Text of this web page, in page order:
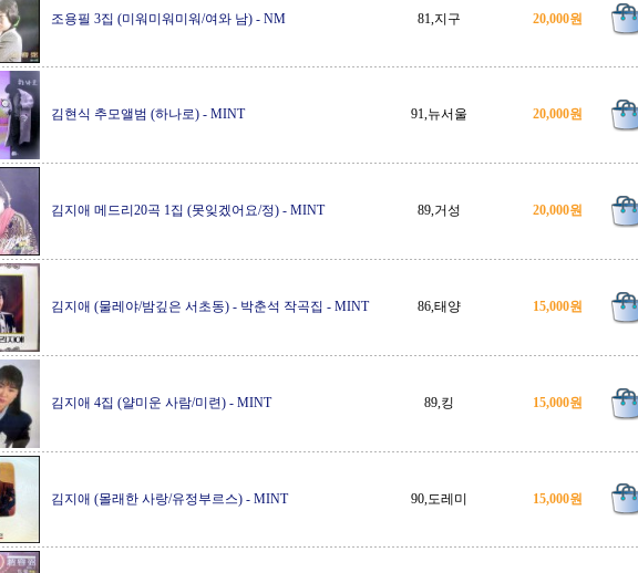
조용필 3집 (미워미워미워/여와 남) - NM 81,지구 20,000원
김현식 추모앨범 (하나로) - MINT 91,뉴서울 20,000원
김지애 메드리20곡 1집 (못잊겠어요/정) - MINT 89,거성 20,000원
김지애 (물레야/밤깊은 서초동) - 박춘석 작곡집 - MINT 86,태양 15,000원
김지애 4집 (얄미운 사람/미련) - MINT 89,킹 15,000원
김지애 (몰래한 사랑/유정부르스) - MINT 90,도레미 15,000원